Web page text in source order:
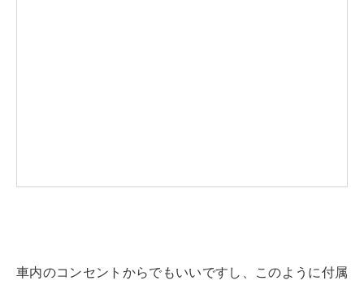
車内のコンセントからでもいいですし、このように付属